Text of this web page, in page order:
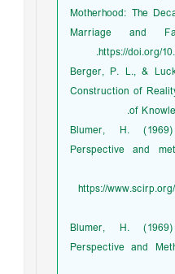
Motherhood: The
Marriage and
https://doi.org/
Berger, P. L., &
Construction of
of
Blumer, H.
Perspective and
https://
Blumer, H.
Perspective and